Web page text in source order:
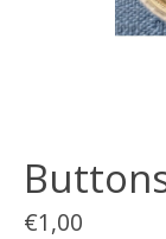
€1,00